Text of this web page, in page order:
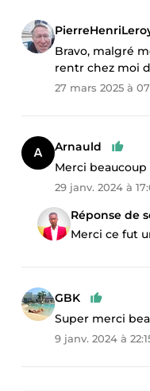
Bravo, malgré
rentr chez moi
27 mars 2025 à
Arnauld
Merci beaucoup
29 janv. 2024 à
Réponse de
Merci ce fut
GBK
Super merci
9 janv. 2024 à